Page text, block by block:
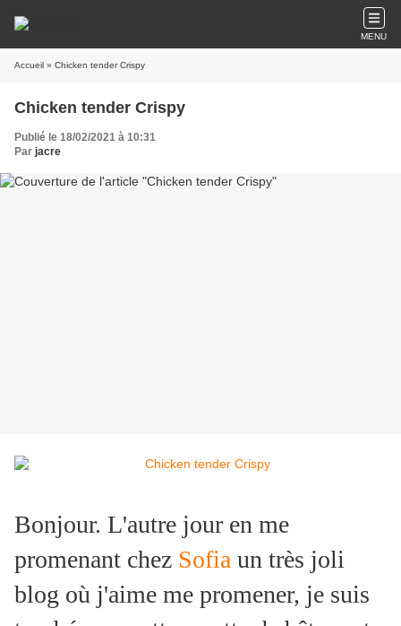
MENU
Accueil » Chicken tender Crispy
Chicken tender Crispy
Publié le 18/02/2021 à 10:31
Par jacre
Bonjour. L'autre jour en me
promenant chez Sofia un très joli
blog où j'aime me promener, je suis